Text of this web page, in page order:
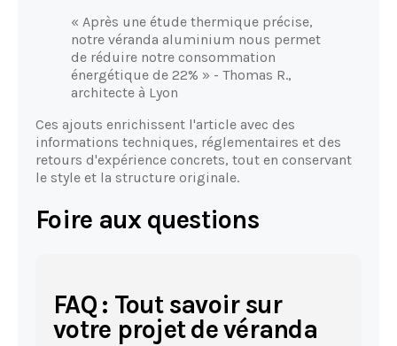
« Après une étude thermique précise,
notre véranda aluminium nous permet
de réduire notre consommation
énergétique de 22% » - Thomas R.,
architecte à Lyon
Ces ajouts enrichissent l'article avec des
informations techniques, réglementaires et des
retours d'expérience concrets, tout en conservant
le style et la structure originale.
Foire aux questions
FAQ : Tout savoir sur
votre projet de véranda